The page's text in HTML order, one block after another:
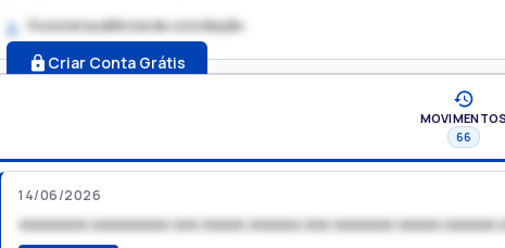
2. Possível audiência de conciliação
Criar Conta Grátis
MOVIMENTOS
66
14/06/2026
xxxxxxxx xxxxxxxxx xxx xxxxx xxxxxx xxx xxxxxxx xxxxx xxxxxx